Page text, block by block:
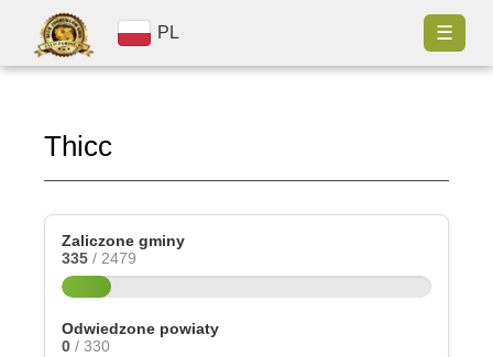
PL ☰
Thicc
Zaliczone gminy
335 / 2479
Odwiedzone powiaty
0 / 330